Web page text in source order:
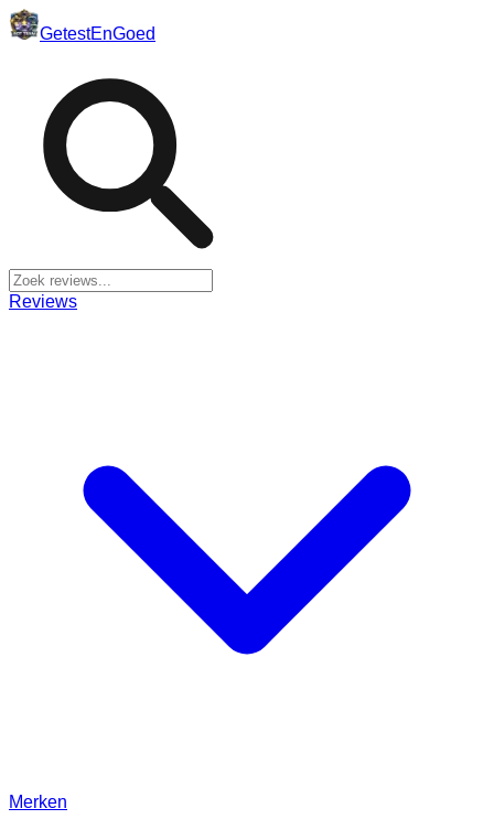
GetestEnGoed
Reviews
Merken